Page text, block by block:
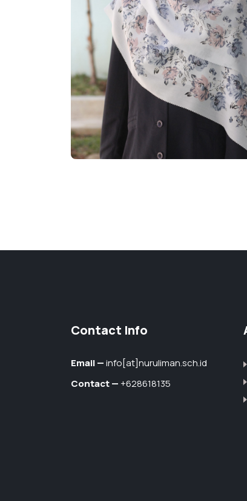
Contact Info
Email —info[at]nuruliman.sch.id
Contact —+628618135